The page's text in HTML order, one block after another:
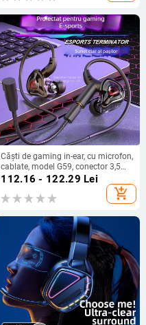
Căști de gaming in-ear, cu microfon,
cablate, model G59, conector 3,5
mm, lansare 2024-08-29, suport
112.16 - 122.29 Lei
add_shopping_cart